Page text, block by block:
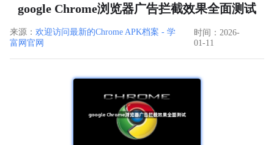
google Chrome浏览器广告拦截效果全面测试
来源： 欢迎访问最新的Chrome APK档案 - 学
富网官网
时间：2026-
01-11